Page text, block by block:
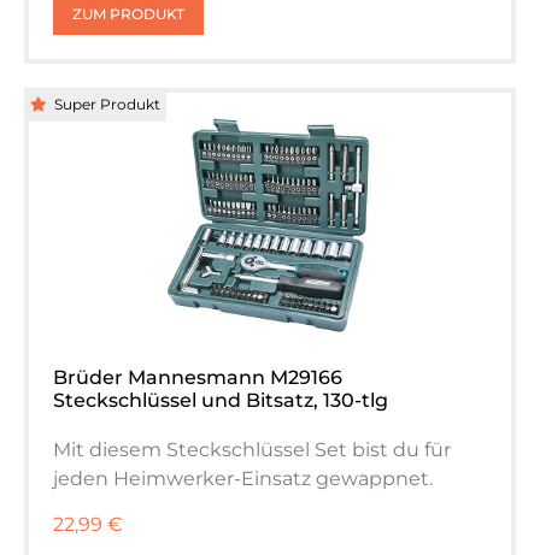
ZUM PRODUKT
Brüder Mannesmann M29166
Steckschlüssel und Bitsatz, 130-tlg
Mit diesem Steckschlüssel Set bist du für
jeden Heimwerker-Einsatz gewappnet.
22,99 €
Super Produkt